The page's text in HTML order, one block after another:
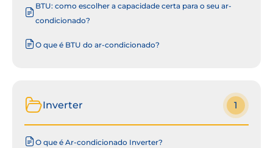
BTU: como escolher a capacidade certa para o seu ar-
condicionado?
O que é BTU do ar-condicionado?
Inverter 1
O que é Ar-condicionado Inverter?